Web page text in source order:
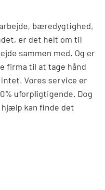
bæredygtighed,
er det helt om til
sammen med. Og er
firma til at tage hånd
Vores service er
uforpligtigende. Dog
kan finde det